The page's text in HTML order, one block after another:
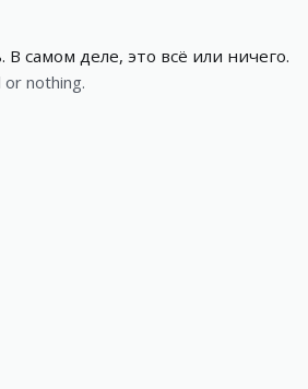
самом деле, это всё или ничего.
nothing.